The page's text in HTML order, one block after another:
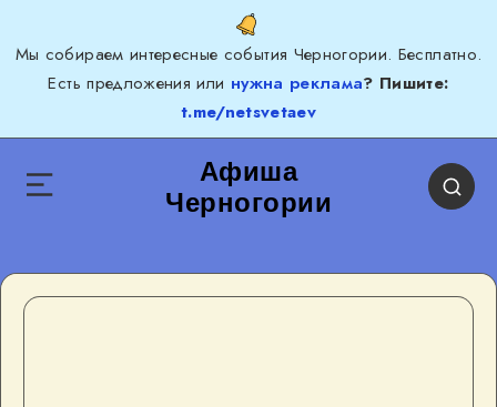
Мы собираем интересные события Черногории. Бесплатно.
Есть предложения или нужна реклама? Пишите:
t.me/netsvetaev
Афиша
Черногории